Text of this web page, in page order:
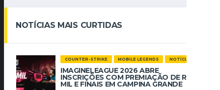
NOTÍCIAS MAIS CURTIDAS
COUNTER-STRIKE MOBILE LEGENDS NOTÍCIAS
IMAGINELEAGUE 2026 ABRE
INSCRIÇÕES COM PREMIAÇÃO DE R$ 112
MIL E FINAIS EM CAMPINA GRANDE